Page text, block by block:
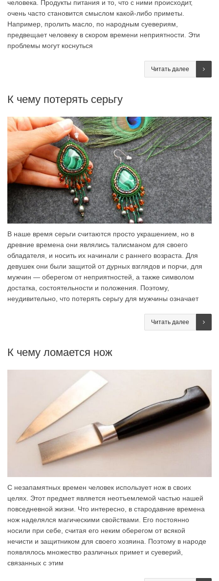
человека. Продукты питания и то, что с ними происходит,
очень часто становится смыслом какой-либо приметы.
Например, пролить масло, по народным суевериям,
предвещает человеку в скором времени неприятности. Эти
проблемы могут коснуться
Читать далее
К чему потерять серьгу
В наше время серьги считаются просто украшением, но в
древние времена они являлись талисманом для своего
обладателя, и носить их начинали с раннего возраста. Для
девушек они были защитой от дурных взглядов и порчи, для
мужчин — оберегом от неприятностей, а также символом
достатка, состоятельности и положения. Поэтому,
неудивительно, что потерять серьгу для мужчины означает
Читать далее
К чему ломается нож
С незапамятных времен человек использует нож в своих
целях. Этот предмет является неотъемлемой частью нашей
повседневной жизни. Что интересно, в стародавние времена
нож наделялся магическими свойствами. Его постоянно
носили при себе, считая его неким оберегом от всякой
нечисти и защитником для своего хозяина. Поэтому в народе
появлялось множество различных примет и суеверий,
связанных с этим